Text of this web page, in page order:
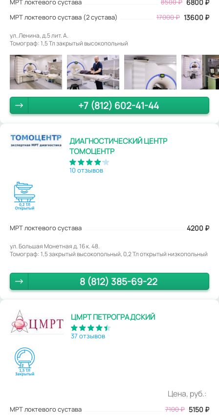
МРТ локтевого сустава 8500₽ 6800 ₽
МРТ локтевого сустава (2 сустава) 17000 ₽ 13600 ₽
ул. Ленина, д.5 лит. А.
Томограф: 1,5 Тл закрытый высокопольный
+7 (812) 602-41-44
ДИАГНОСТИЧЕСКИЙ ЦЕНТР
ТОМОЦЕНТР
10 отзывов
МРТ локтевого сустава 4200 ₽
ул. Большая Монетная д. 16 к. 48.
Томограф: 1,5 закрытый высокопольный, 0,2 Тл открытый низкопольный
8 (812) 385-69-22
ЦМРТ ПЕТРОГРАДСКИЙ
37 отзывов
Цена, руб.:
МРТ локтевого сустава 7100₽ 5150 ₽